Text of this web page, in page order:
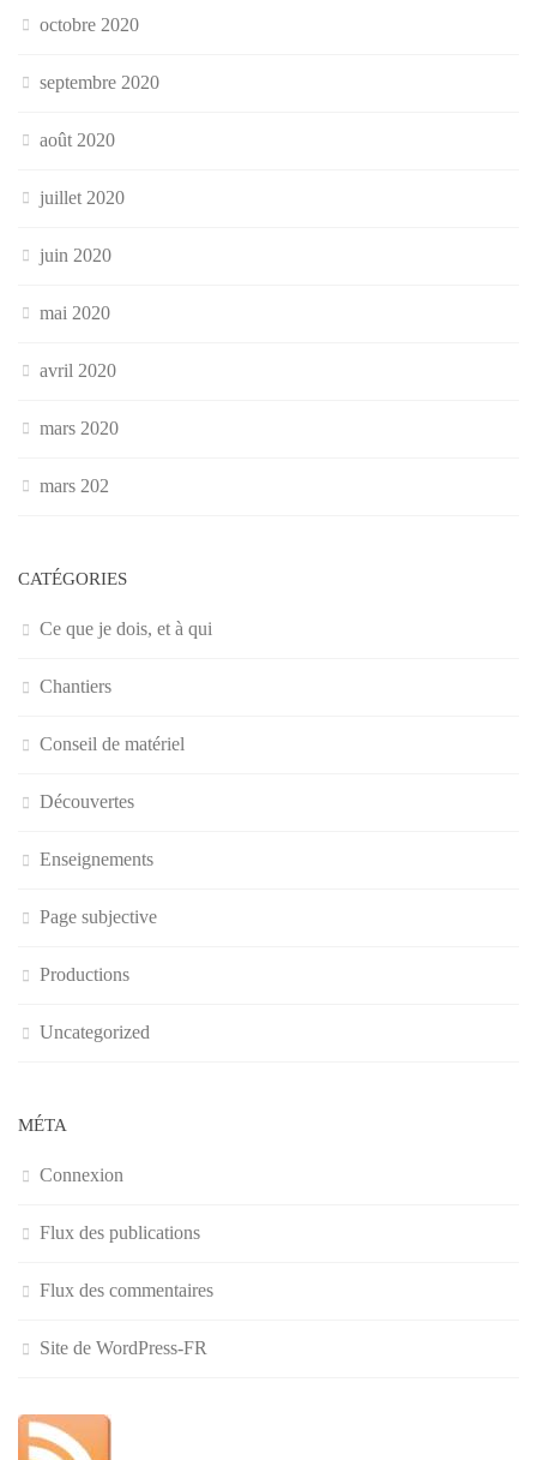
octobre 2020
septembre 2020
août 2020
juillet 2020
juin 2020
mai 2020
avril 2020
mars 2020
mars 202
CATÉGORIES
Ce que je dois, et à qui
Chantiers
Conseil de matériel
Découvertes
Enseignements
Page subjective
Productions
Uncategorized
MÉTA
Connexion
Flux des publications
Flux des commentaires
Site de WordPress-FR